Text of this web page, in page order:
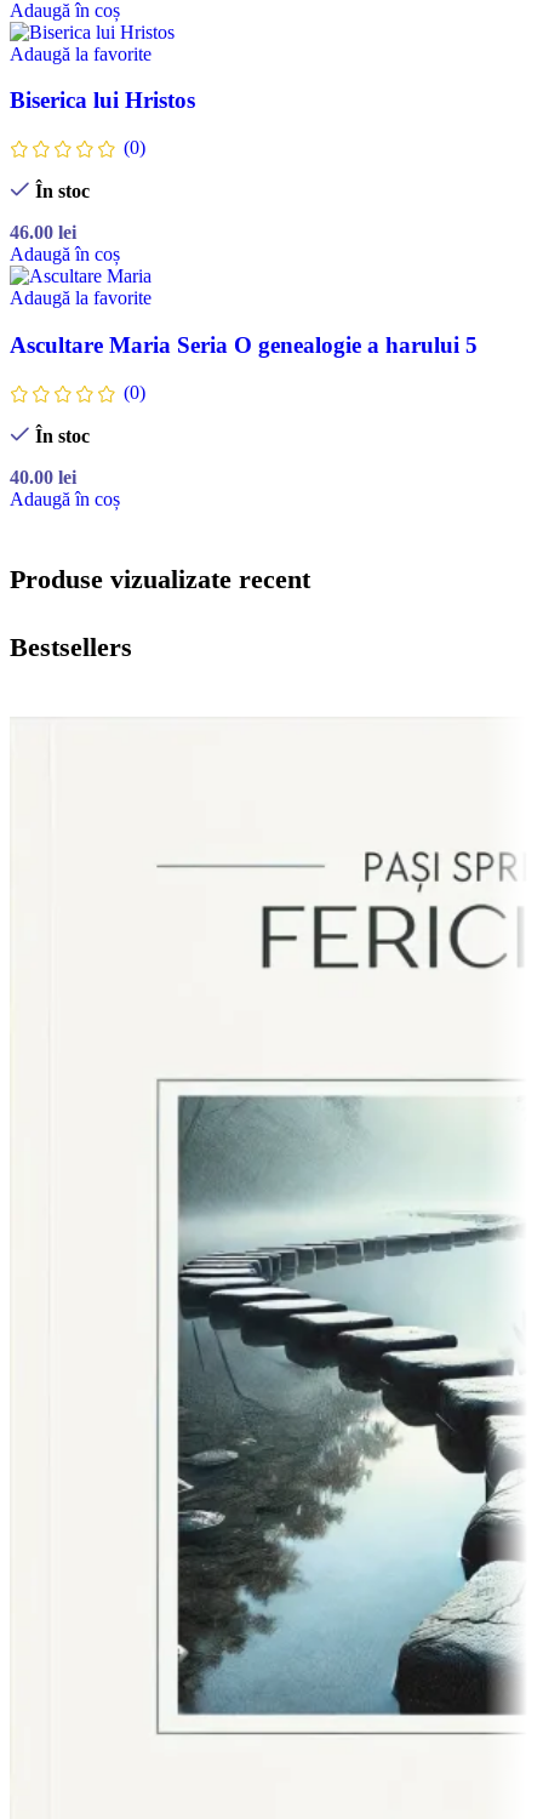
Adaugă în coș
Adaugă la favorite
Biserica lui Hristos
(0)
În stoc
46.00 lei
Adaugă în coș
Adaugă la favorite
Ascultare Maria Seria O genealogie a harului 5
(0)
În stoc
40.00 lei
Adaugă în coș
Produse vizualizate recent
Bestsellers